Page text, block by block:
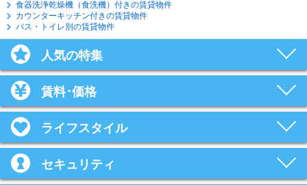
食器洗浄乾燥機（食洗機）付きの賃貸物件
カウンターキッチン付きの賃貸物件
バス・トイレ別の賃貸物件
人気の特集
賃料･価格
ライフスタイル
セキュリティ